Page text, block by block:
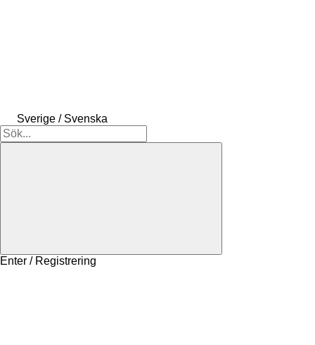
Sverige / Svenska
Enter / Registrering